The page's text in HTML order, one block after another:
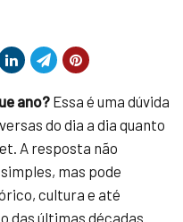
ano?Essa é uma dúvida
do dia a dia quanto
A resposta não
mas pode
cultura e até
das últimas décadas.